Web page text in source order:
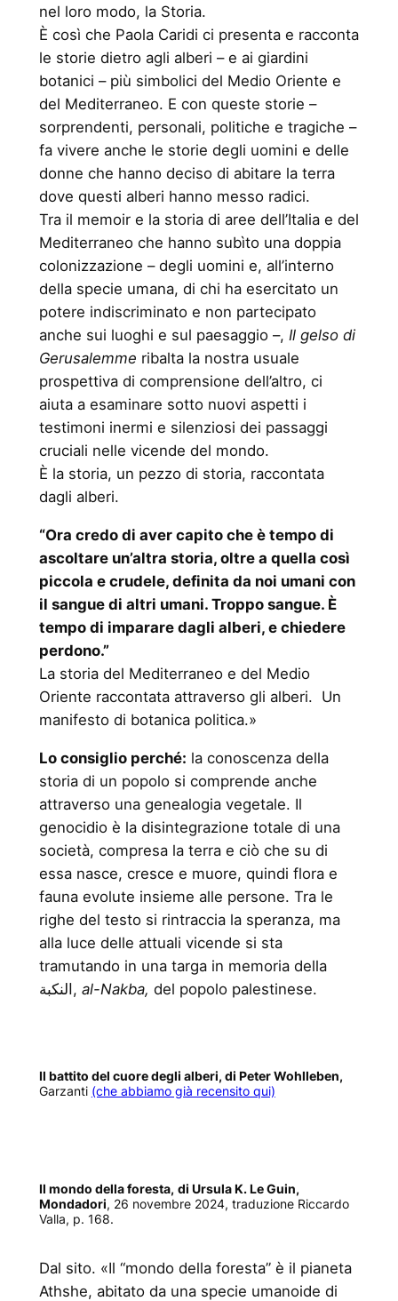
nel loro modo, la Storia.
È così che Paola Caridi ci presenta e racconta
le storie dietro agli alberi – e ai giardini
botanici – più simbolici del Medio Oriente e
del Mediterraneo. E con queste storie –
sorprendenti, personali, politiche e tragiche –
fa vivere anche le storie degli uomini e delle
donne che hanno deciso di abitare la terra
dove questi alberi hanno messo radici.
Tra il memoir e la storia di aree dell’Italia e del
Mediterraneo che hanno subìto una doppia
colonizzazione – degli uomini e, all’interno
della specie umana, di chi ha esercitato un
potere indiscriminato e non partecipato
anche sui luoghi e sul paesaggio –, Il gelso di
Gerusalemme ribalta la nostra usuale
prospettiva di comprensione dell’altro, ci
aiuta a esaminare sotto nuovi aspetti i
testimoni inermi e silenziosi dei passaggi
cruciali nelle vicende del mondo.
È la storia, un pezzo di storia, raccontata
dagli alberi.
“Ora credo di aver capito che è tempo di
ascoltare un’altra storia, oltre a quella così
piccola e crudele, definita da noi umani con
il sangue di altri umani. Troppo sangue. È
tempo di imparare dagli alberi, e chiedere
perdono.”
La storia del Mediterraneo e del Medio
Oriente raccontata attraverso gli alberi. Un
manifesto di botanica politica.»
Lo consiglio perché: la conoscenza della
storia di un popolo si comprende anche
attraverso una genealogia vegetale. Il
genocidio è la disintegrazione totale di una
società, compresa la terra e ciò che su di
essa nasce, cresce e muore, quindi flora e
fauna evolute insieme alle persone. Tra le
righe del testo si rintraccia la speranza, ma
alla luce delle attuali vicende si sta
tramutando in una targa in memoria della
النكبة‎, al-Nakba, del popolo palestinese.
Il battito del cuore degli alberi, di Peter Wohlleben,
Garzanti (che abbiamo già recensito qui)
Il mondo della foresta, di Ursula K. Le Guin,
Mondadori, 26 novembre 2024, traduzione Riccardo
Valla, p. 168.
Dal sito. «Il “mondo della foresta” è il pianeta
Athshe, abitato da una specie umanoide di